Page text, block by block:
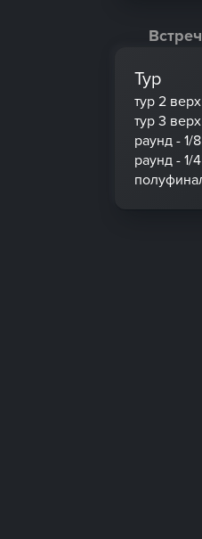
Тур
тур 2
тур 3
раунд - 1/8
раунд - 1/4